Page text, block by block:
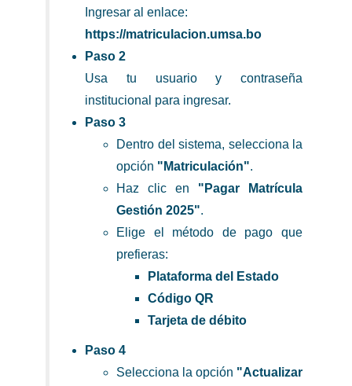
Ingresar al enlace:
https://matriculacion.umsa.bo
Paso 2
Usa tu usuario y contraseña
institucional para ingresar.
Paso 3
Dentro del sistema, selecciona la
opción "Matriculación".
Haz clic en "Pagar Matrícula
Gestión 2025".
Elige el método de pago que
prefieras:
Plataforma del Estado
Código QR
Tarjeta de débito
Paso 4
Selecciona la opción "Actualizar